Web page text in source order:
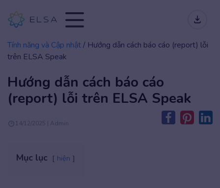
Tính năng và Cập nhật/ Hướng dẫn cách báo cáo (report) lỗi
trên ELSA Speak
Hướng dẫn cách báo cáo
(report) lỗi trên ELSA Speak
14/12/2025 | Admin
Mục lục hiện